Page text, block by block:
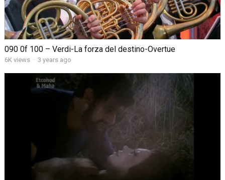
090 0f 100 – Verdi-La forza del destino-Overtue
6K views · 3 years ago